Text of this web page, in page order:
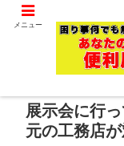
家族
展示会に行
元の工務店
メニュー